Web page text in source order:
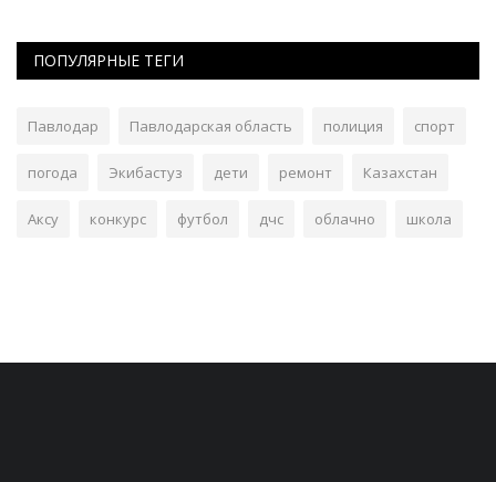
ПОПУЛЯРНЫЕ ТЕГИ
Павлодар Павлодарская область полиция спорт
погода Экибастуз дети ремонт Казахстан
Аксу конкурс футбол дчс облачно школа